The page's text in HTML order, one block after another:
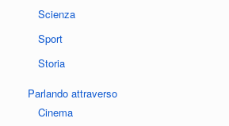
Scienza
Sport
Storia
Parlando attraverso
Cinema